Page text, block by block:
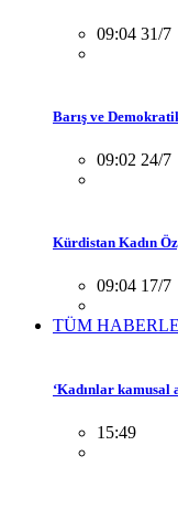
09:04 31/7
Barış ve
09:02 24/7
Kürdistan Kadın
09:04 17/7
TÜM
‘Kadınlar kamusal
15:49